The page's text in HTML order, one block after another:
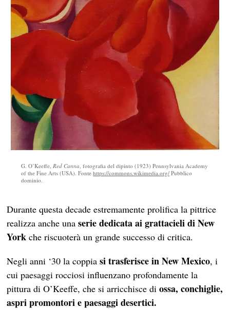
G. O’Keeffe,Red Canna, fotografia del dipinto (1923) Pennsylvania Academy
of the Fine Arts (USA). Fontehttps://commons.wikimedia.org/ Pubblico
dominio.
Durante questa decade estremamente prolifica la pittrice
realizza anche unaserie dedicata ai grattacieli di New
York che riscuoterà un grande successo di critica.
Negli anni ‘30 la coppiasi trasferisce in New Mexico, i
cui paesaggi rocciosi influenzano profondamente la
pittura di O’Keeffe, che si arricchisce diossa, conchiglie,
aspri promontori e paesaggi desertici.